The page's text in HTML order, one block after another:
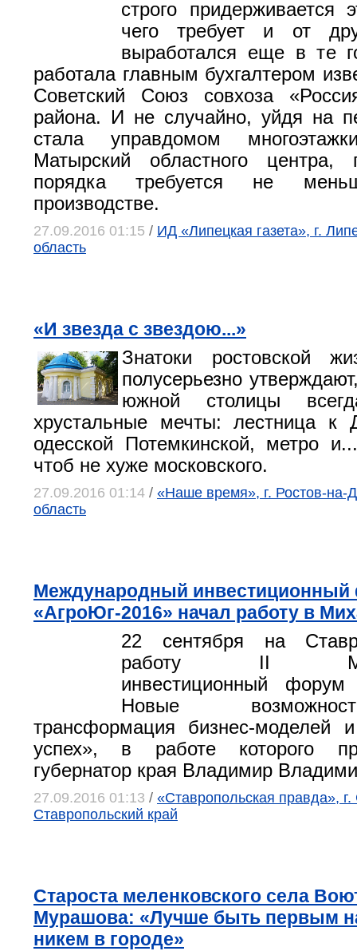
строго придерживается
чего требует и от
выработался еще в те
работала главным бухгалтером
Советский Союз совхоза
района. И не случайно, уйдя на
стала управдомом
Матырский областного центра,
порядка требуется не
производстве.
27.09.2016 01:15 / ИД «Липецкая газета», г.
область
«И звезда с звездою...»
Знатоки ростовской
полусерьезно
южной столицы
хрустальные мечты: лестница к
одесской Потемкинской, метро
чтоб не хуже московского.
27.09.2016 01:14 / «Наше время», г. Ростов-на-
область
Международный
«АгроЮг-2016» начал работу в
22 сентября на
работу II
инвестиционный форум
Новые
трансформация бизнес-моделей
успех», в работе которого
губернатор края Владимир
27.09.2016 01:13 / «Ставропольская правда»,
Ставропольский край
Староста меленковского села
Мурашова: «Лучше быть первым
никем в городе»